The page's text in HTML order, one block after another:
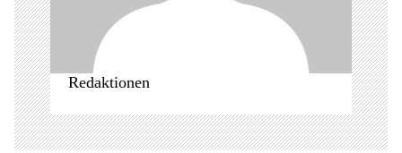
Redaktionen